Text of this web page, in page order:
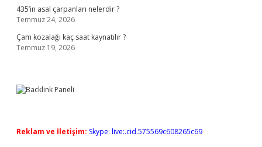
435’in asal çarpanları nelerdir ?
Temmuz 24, 2026
Çam kozalağı kaç saat kaynatılır ?
Temmuz 19, 2026
Reklam ve İletişim: Skype: live:.cid.575569c608265c69